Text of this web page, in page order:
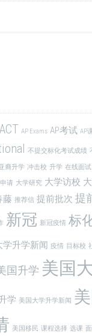
ACT AP Exams AP考试 AP
不提交标化考试成绩
裔升学 冲击校 升学 在线面试
请 大学研究 大学访校
藤 推荐信 提前批次 提
新冠 新冠疫情 标
学升学新闻 疫情 目标校
国升学 美国
学 美国大学升学新闻
美国移民 课程选择 选课